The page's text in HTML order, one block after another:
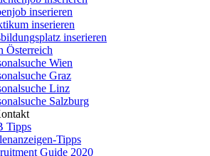
inserieren
inserieren
inserieren
Österreich
Wien
Graz
Linz
Salzburg
Tipps
Tipps
Guide 2020